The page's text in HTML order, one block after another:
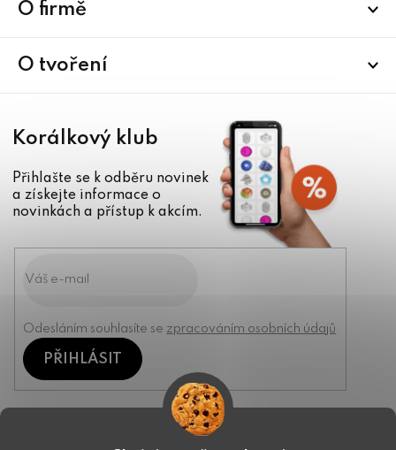
O firmě
O tvoření
Korálkový klub
Přihlašte se k odběru novinek
a získejte informace o
novinkách a přístup k akcím.
Odesláním souhlasíte se zpracováním osobních údajů
PŘIHLÁSIT